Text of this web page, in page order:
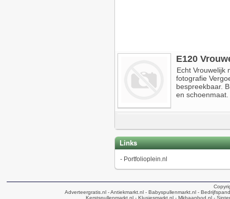
E120
Echt Vrouwelijk
fotografie
bespreekbaar.
en schoenmaat.
Links
- Portfolioplein.nl
Adverteergratis.nl - Antiekmarkt.nl - Babyspullenmarkt.nl -
Kerstspullenmarkt.nl- Klusjesmarkt.nl- Mkbaanbod.nl-